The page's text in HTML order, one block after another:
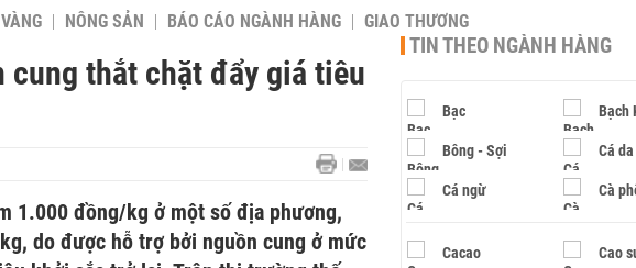
VÀNG NÔNG SẢN BÁO CÁO NGÀNH HÀNG GIAO THƯƠNG
cung thắt chặt đẩy giá tiêu
1.000 đồng/kg ở một số địa phương,
do được hỗ trợ bởi nguồn cung ở mức
TIN THEO NGÀNH HÀNG
Bạc Bạch
Bông - Sợi Cá
Cá ngừ Cà
Cacao Cao